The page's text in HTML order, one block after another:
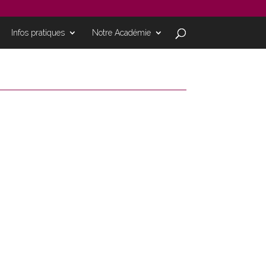
Infos pratiques Notre Académie